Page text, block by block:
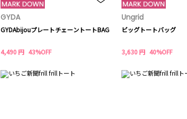
GYDA
GYDAbijouプレートチェーントートBAG
4,490 円 43%OFF
Ungrid
ビッグトートバッグ
3,630 円 40%OFF